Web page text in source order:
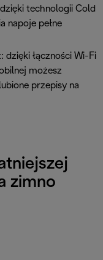
technologii Cold
napoje pełne
dzięki łączności Wi-Fi
możesz
przepisy na
zimno